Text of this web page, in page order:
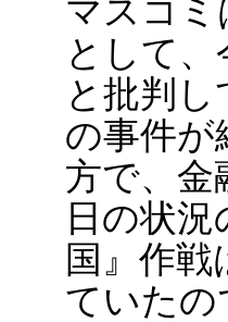
マスコ
として
と批判
の事件が
方で、金
日の状
国』作
ていたの